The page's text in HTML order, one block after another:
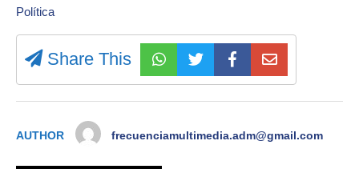
Política
Share This
AUTHOR frecuenciamultimedia.adm@gmail.com